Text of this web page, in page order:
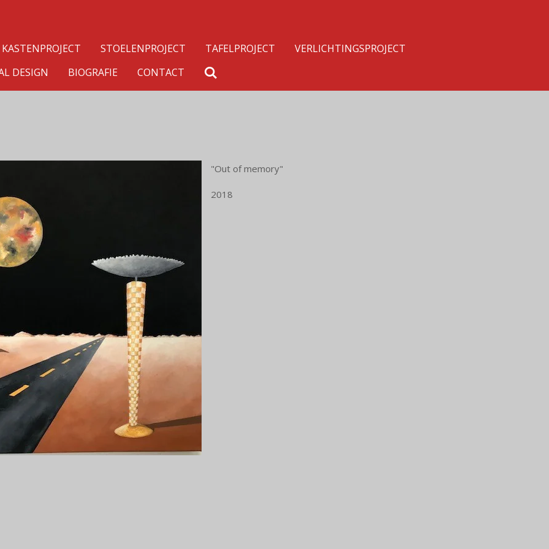
KASTENPROJECT STOELENPROJECT TAFELPROJECT
VERLICHTINGSPROJECT
DESIGN BIOGRAFIE CONTACT
"Out of memory"
2018